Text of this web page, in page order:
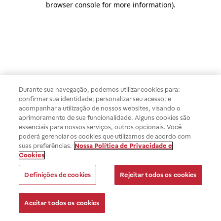
browser console for more information).
Durante sua navegação, podemos utilizar cookies para:
confirmar sua identidade; personalizar seu acesso; e
acompanhar a utilização de nossos websites, visando o
aprimoramento de sua funcionalidade. Alguns cookies são
essenciais para nossos serviços, outros opcionais. Você
poderá gerenciar os cookies que utilizamos de acordo com
suas preferências. Nossa Política de Privacidade e
Cookies
Definições de cookies Rejeitar todos os cookies
Aceitar todos os cookies